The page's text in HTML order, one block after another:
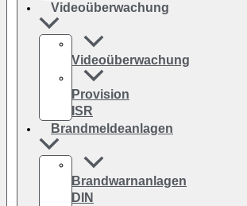
Videoüberwachung
Videoüberwachung
Provision
ISR
Brandmeldeanlagen
Brandwarnanlagen
DIN